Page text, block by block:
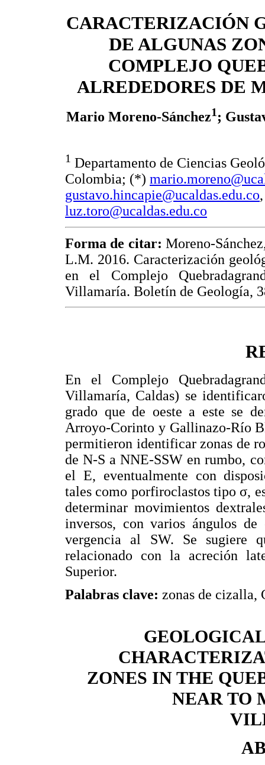
CARACTERIZACIÓN
DE ALGUNAS
COMPLEJO
ALREDEDORES DE
Mario Moreno-Sánchez1;
1 Departamento de Ciencias
Colombia; (*)
gustavo.hincapie@ucaldas.edu.co
luz.toro@ucaldas.edu.co
Forma de citar: Moreno-
L.M. 2016. Caracterización
en el Complejo
Villamaría. Boletín de Geología,
En el Complejo
Villamaría, Caldas) se
grado que de oeste a este se
Arroyo-Corinto y Gallinazo-Río
permitieron identificar zonas de
de N-S a NNE-SSW en rumbo,
el E, eventualmente con
tales como porfiroclastos tipo σ,
determinar movimientos
inversos, con varios ángulos
vergencia al SW. Se sugiere
relacionado con la acreción
Superior.
Palabras clave: zonas de cizalla,
ZONES IN THE
NEAR TO